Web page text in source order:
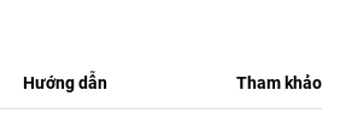
Hướng dẫn Tham khảo